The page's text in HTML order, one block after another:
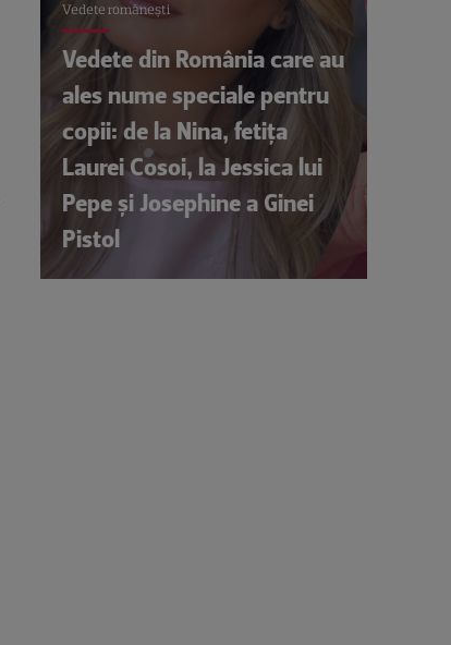
Vedete româneşti
Vedete din România care au
ales nume speciale pentru
copii: de la Nina, fetița
Laurei Cosoi, la Jessica lui
Pepe și Josephine a Ginei
Pistol